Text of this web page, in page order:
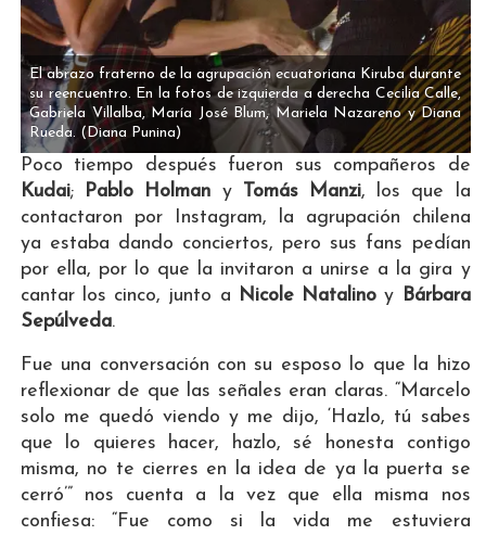
El abrazo fraterno de la agrupación ecuatoriana Kiruba durante
su reencuentro. En la fotos de izquierda a derecha Cecilia Calle,
Gabriela Villalba, María José Blum, Mariela Nazareno y Diana
Rueda. (Diana Punina)
Poco tiempo después fueron sus compañeros de
Kudai; Pablo Holman yTomás Manzi, los que la
contactaron por Instagram, la agrupación chilena
ya estaba dando conciertos, pero sus fans pedían
por ella, por lo que la invitaron a unirse a la gira y
cantar los cinco, junto a Nicole Natalino y Bárbara
Sepúlveda.
Fue una conversación con su esposo lo que la hizo
reflexionar de que las señales eran claras. “Marcelo
solo me quedó viendo y me dijo, ‘Hazlo, tú sabes
que lo quieres hacer, hazlo, sé honesta contigo
misma, no te cierres en la idea de ya la puerta se
cerró’” nos cuenta a la vez que ella misma nos
confiesa: “Fue como si la vida me estuviera